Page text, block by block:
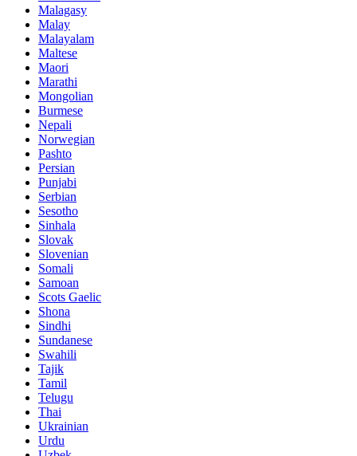
Malagasy
Malay
Malayalam
Maltese
Maori
Marathi
Mongolian
Burmese
Nepali
Norwegian
Pashto
Persian
Punjabi
Serbian
Sesotho
Sinhala
Slovak
Slovenian
Somali
Samoan
Scots Gaelic
Shona
Sindhi
Sundanese
Swahili
Tajik
Tamil
Telugu
Thai
Ukrainian
Urdu